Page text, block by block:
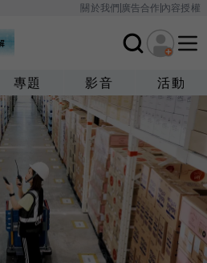
關於我們廣告合作內容授權
專題 影音 活動